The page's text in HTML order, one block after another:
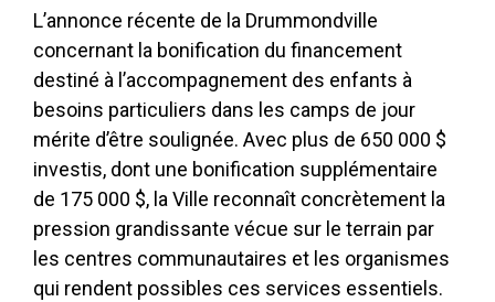
L’annonce récente de la Drummondville
concernant la bonification du financement
destiné à l’accompagnement des enfants à
besoins particuliers dans les camps de jour
mérite d’être soulignée. Avec plus de 650 000 $
investis, dont une bonification supplémentaire
de 175 000 $, la Ville reconnaît concrètement la
pression grandissante vécue sur le terrain par
les centres communautaires et les organismes
qui rendent possibles ces services essentiels.